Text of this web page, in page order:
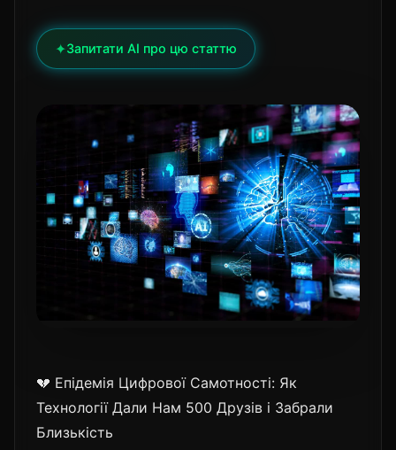
✦Запитати AI про цю статтю
💔 Епідемія Цифрової Самотності: Як
Технології Дали Нам 500 Друзів і Забрали
Близькість